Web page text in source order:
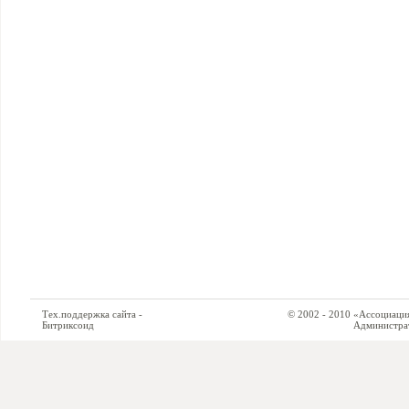
Тех.поддержка сайта -
Битриксоид
© 2002 - 2010 «Ассоциация